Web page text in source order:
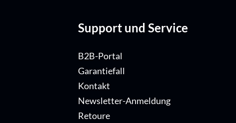
Support und Service
B2B-Portal
Garantiefall
Kontakt
Newsletter-Anmeldung
Retoure